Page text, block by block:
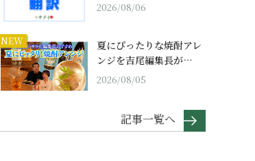
2026/08/06
NEW
夏にぴったりな焼酎アレ
ンジを吉尾編集長が…
2026/08/05
記事一覧へ